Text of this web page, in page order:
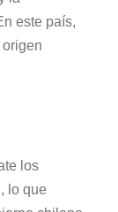
este país,
los
, lo que